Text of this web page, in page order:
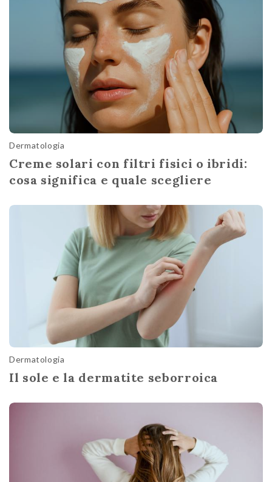
Dermatologia
Creme solari con filtri fisici o ibridi:
cosa significa e quale scegliere
Dermatologia
Il sole e la dermatite seborroica